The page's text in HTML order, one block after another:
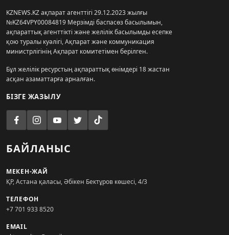
KZNEWS.KZ ақпарат агенттігі 29.12.2023 жылғы
№KZ64VPY00084819 Мерзімді баспасөз басылымын,
ақпараттық агенттікті және желілік басылымды есепке
қою туралы куәлігі, Ақпарат және коммуникация
министрлігінің Ақпарат комитетімен берілген.
Бұл желілік ресурстың ақпараттық өнімдері 18 жастан
асқан азаматтарға арналған.
БІЗГЕ ЖАЗЫЛУ
БАЙЛАНЫС
МЕКЕН-ЖАЙ
ҚР, Астана қаласы, Әбікен Бектұров көшесі, 4/3
ТЕЛЕФОН
+7 701 933 8520
EMAIL